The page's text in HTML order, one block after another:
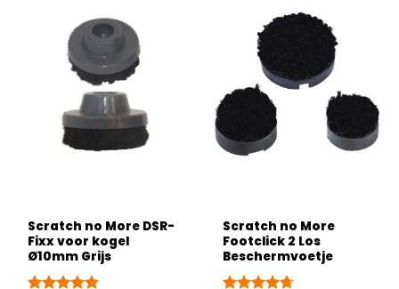
Scratch no More DSR-
Fixx voor kogel
Ø10mm Grijs
Scratch no More
Footclick 2 Los
Beschermvoetje